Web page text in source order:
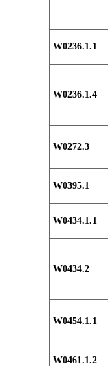
W0236.1.1
W0236.1.4
W0272.3
W0395.1
W0434.1.1
W0434.2
W0454.1.1
W0461.1.2